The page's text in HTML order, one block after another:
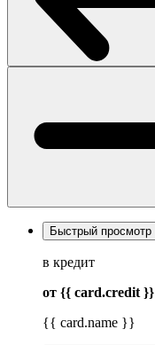
Быстрый просмотр
в кредит
от {{ card.credit }}
{{ card.name }}